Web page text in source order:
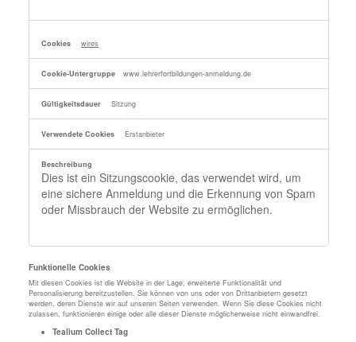
wires
www.lehrerfortbildungen-anmeldung.de
Sitzung
Erstanbieter
Dies ist ein Sitzungscookie, das verwendet wird, um
eine sichere Anmeldung und die Erkennung von Spam
oder Missbrauch der Website zu ermöglichen.
Funktionelle Cookies
Mit diesen Cookies ist die Website in der Lage, erweiterte Funktionalität und
Personalisierung bereitzustellen. Sie können von uns oder von Drittanbietern gesetzt
werden, deren Dienste wir auf unseren Seiten verwenden. Wenn Sie diese Cookies nicht
zulassen, funktionieren einige oder alle dieser Dienste möglicherweise nicht einwandfrei.
Tealium Collect Tag